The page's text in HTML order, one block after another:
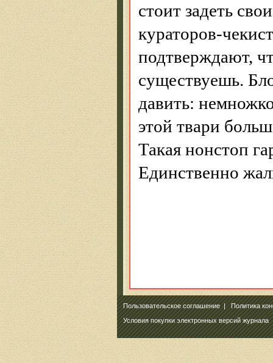
стоит задеть
кураторов-
подтверждают,
существуешь.
давить:
этой твари
Такая нонстоп
Единственно
Пользовательское соглашение|Политика
Условия покупки электронных версий журнала